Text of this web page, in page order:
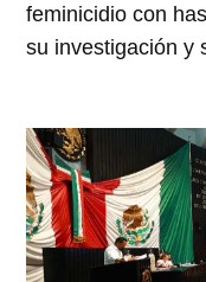
feminicidio con
su investigación y